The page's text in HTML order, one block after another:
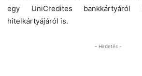
egy UniCredites
hitelkártyájáról is.
- Hirdetés -